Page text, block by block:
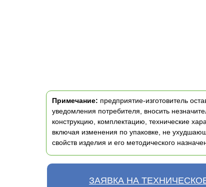
ЗАЯВКА НА
Примечание: предприятие-изготовитель
уведомления потребителя, вносить
конструкцию, комплектацию, технические
включая изменения по упаковке, не
свойств изделия и его методического